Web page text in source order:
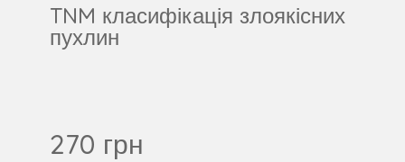
TNM класифікація злоякісних
пухлин
270 грн